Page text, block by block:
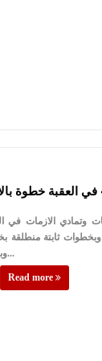
في العقبة خطوة
وتمادي الازمات في
وبخطوات ثابتة
وبالاتجاه الصحيح. إن انطلاقة مديري...
Read more